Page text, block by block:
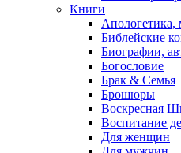
Книги
Апологетика,
Библейские
Биографии,
Богословие
Брак & Семья
Брошюры
Воскресная
Воспитание
Для женщин